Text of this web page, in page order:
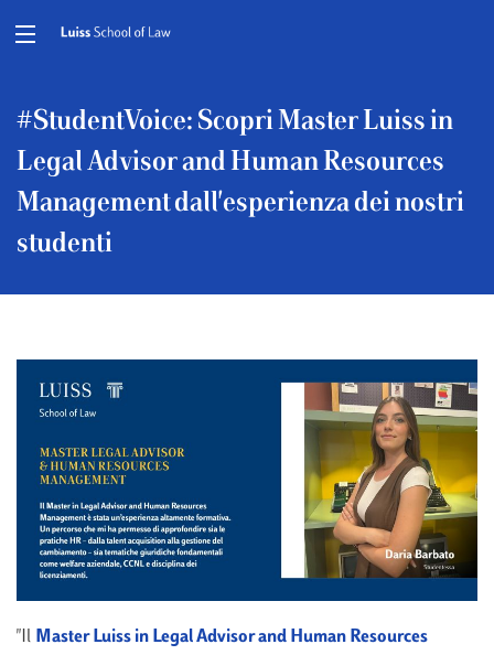
#StudentVoice: Scopri Master Luiss in
Legal Advisor and Human Resources
Management dall'esperienza dei nostri
studenti
"Il Master Luiss in Legal Advisor and Human Resources